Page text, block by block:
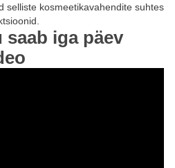
selliste kosmeetikavahendite suhtes
iga päev